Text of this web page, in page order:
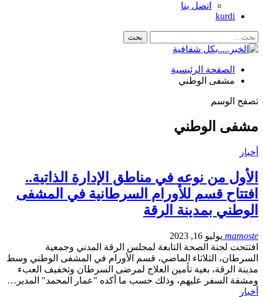
اتصل بنا
kurdi
الصفحة الرئيسية
مشفى الوطني
تصفح الوسم
مشفى الوطني
أخبار
الأول من نوعه في مناطق الإدارة الذاتية..
افتتاح قسم للأورام السرطانية في المشفى
الوطني بمدينة الرقة
mamoste يوليو 16, 2023
افتتحت لجنة الصحة التابعة لمجلس الرقة المدني وجمعية
السرطان، الثلاثاء الماضي، قسم الأورام في المشفى الوطني وسط
مدينة الرقة، بغية تأمين العلاج لمرضى السرطان وتخفيف العبء
ومشقة السفر عليهم، وذلك حسب ما أكده "عمار المحمد" المدير…
أخبار